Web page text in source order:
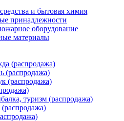
и бытовая химия
принадлежности
оборудование
материалы
(распродажа)
(распродажа)
(распродажа)
туризм (распродажа)